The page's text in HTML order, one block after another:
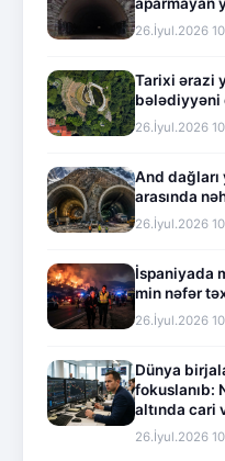
26.İyul.2026
Tarixi ərazi
bələdiyyəni
26.İyul.2026
And dağları
arasında
26.İyul.2026
İspaniyada
min nəfər
26.İyul.2026
Dünya
fokuslanıb:
altında cari
26.İyul.2026